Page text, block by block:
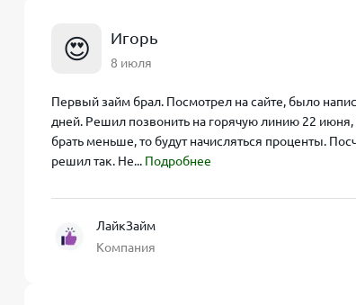
😍 Игорь
8 июля
Первый займ брал. Посмотрел на сайте, было
дней. Решил позвонить на горячую линию 22 июня,
брать меньше, то будут начисляться проценты.
решил так. Не... Подробнее
ЛайкЗайм
Компания